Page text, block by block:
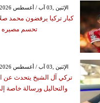
GMT 17:44 2026 الإثنين ,03 آب / أغسطس
تحسم مصيره
GMT 15:10 2026 الإثنين ,03 آب / أغسطس
تركي آل الشيخ يتحدث عن
والتحاليل ورسالة خاصة